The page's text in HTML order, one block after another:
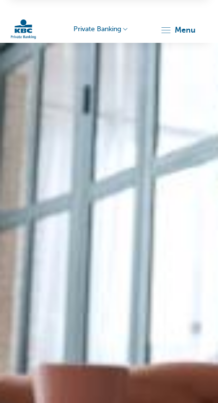
Private Banking menu